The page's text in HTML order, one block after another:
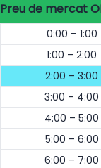
Preu de mercat
0:00 – 1:00
1:00 – 2:00
2:00 – 3:00
3:00 – 4:00
4:00 – 5:00
5:00 – 6:00
6:00 – 7:00